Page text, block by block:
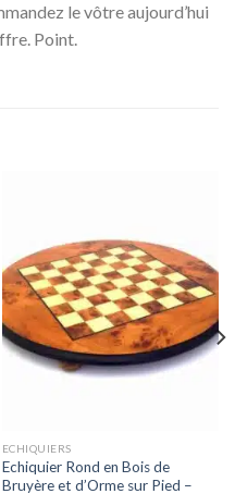
le vôtre aujourd’hui
Point.
ECHIQUIERS
Echiquier Rond en Bois de
Bruyère et d’Orme sur Pied –